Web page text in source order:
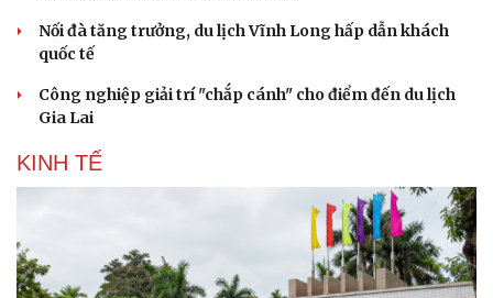
Nối đà tăng trưởng, du lịch Vĩnh Long hấp dẫn khách
quốc tế
Công nghiệp giải trí "chắp cánh" cho điểm đến du lịch
Gia Lai
KINH TẾ